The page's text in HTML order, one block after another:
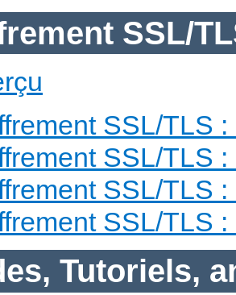
SSL/
SSL/TLS
SSL/TLS
SSL/TLS
SSL/TLS :
Tutoriels,